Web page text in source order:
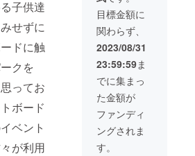
子供達
せずに
ドに触
クを
ってお
ボード
ベント
が利用
せて頂
きま
す。
け渡し
となり
ます。
LIFE
パーク
のメー
ルアド
レスよ
り送ら
せて頂
きま
す。
メール
ちらか
を備考
欄もし
くは
メール
にてご
連絡下
さい。
お届け
予定日
は２０
２３年
を予定
してま
すがそ
れ以前
に使用
したい
場合は
施設ご
来店に
て本人
証明で
きるも
ンディ
ング終
了後、
お電
話・ご
訪問で
のお打
合せに
て看板
内容と
う決め
させて
も同様
の価格
で掲載
可能で
す。 看
板サイ
ズは横
３００
センチ
縦１５
０セン
チの正
板を建
てま
す。そ
こにメ
インス
ポン
サーと
して協
力企
業・団
体様の
看板を
目標金額に
関わらず、
2023/08/31
23:59:59ま
でに集まっ
た金額が
ファンディ
ングされま
す。